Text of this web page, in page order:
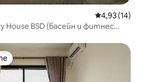
Средна
4,93 (14)
House BSD (басейн и фитнес
на гостите